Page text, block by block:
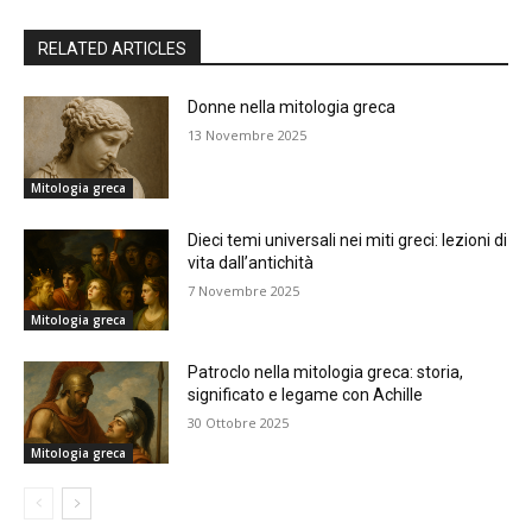
RELATED ARTICLES
Mitologia greca
Donne nella mitologia greca
13 Novembre 2025
Mitologia greca
Dieci temi universali nei miti greci: lezioni di
vita dall’antichità
7 Novembre 2025
Mitologia greca
Patroclo nella mitologia greca: storia,
significato e legame con Achille
30 Ottobre 2025